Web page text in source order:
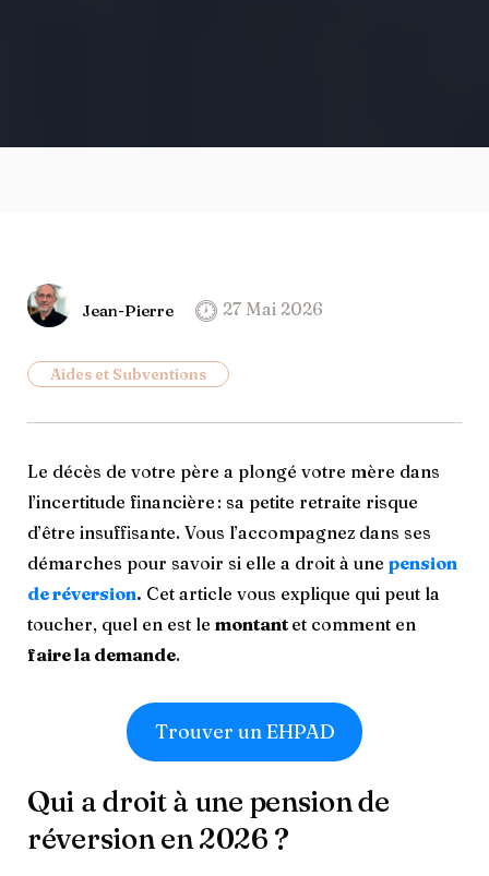
Jean-Pierre 27 Mai 2026
Aides et Subventions
Le décès de votre père a plongé votre mère dans
l’incertitude financière : sa petite retraite risque
d’être insuffisante. Vous l’accompagnez dans ses
démarches pour savoir si elle a droit à une pension
de réversion. Cet article vous explique qui peut la
toucher, quel en est le montant et comment en
faire la demande.
Trouver un EHPAD
Qui a droit à une pension de
réversion en 2026 ?